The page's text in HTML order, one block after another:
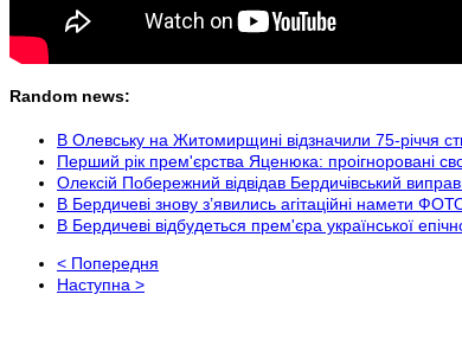
Random news:
В Олевську на Житомирщині відзначили 75-річчя
Перший рік прем'єрства Яценюка: проігноровані
Олексій Побережний відвідав Бердичівський
В Бердичеві знову з’явились агітаційні намети
В Бердичеві відбудеться прем'єра української
< Попередня
Наступна >